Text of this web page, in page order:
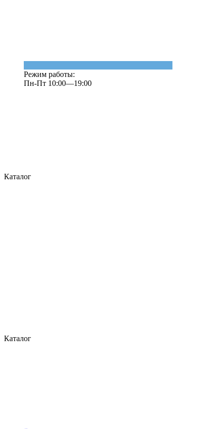
Режим работы:
Пн-Пт 10:00—19:00
Каталог
Каталог